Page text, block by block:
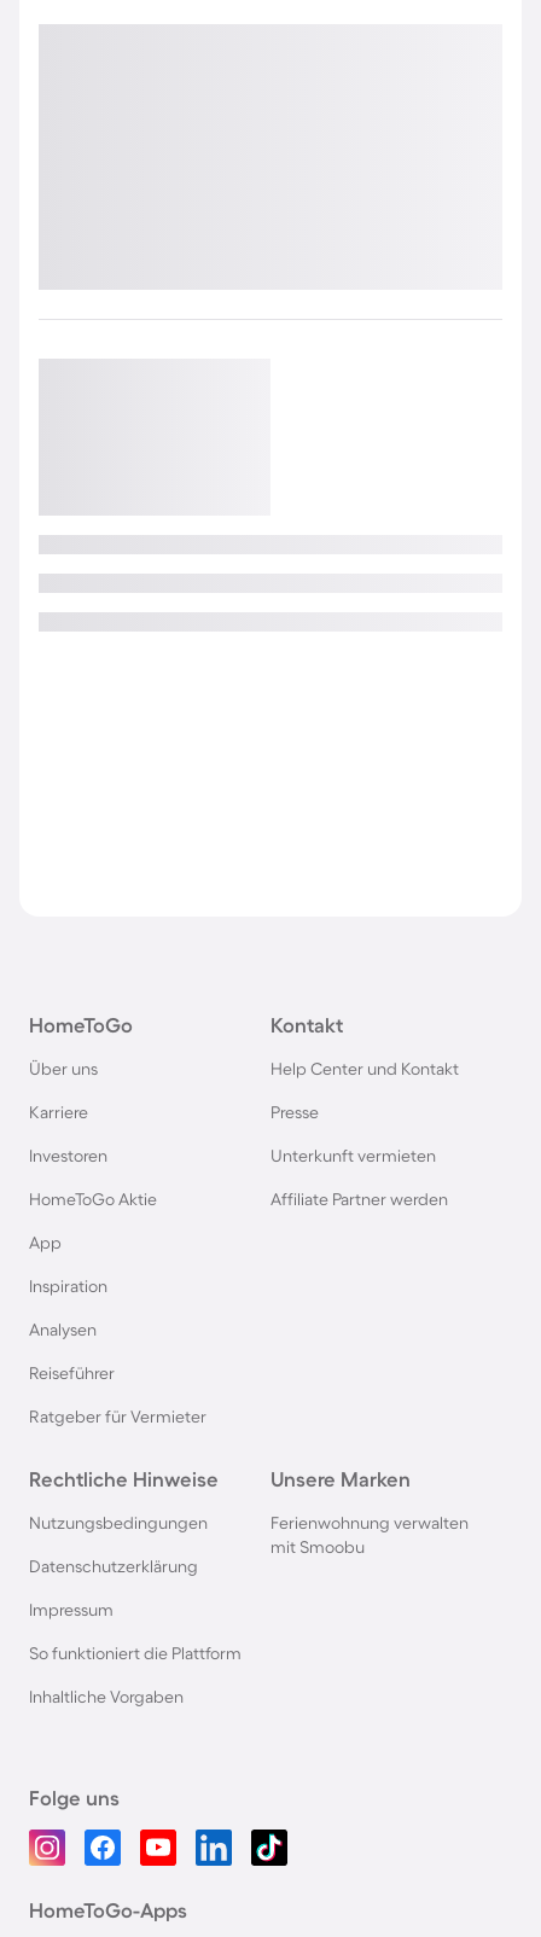
HomeToGo
Über uns
Karriere
Investoren
HomeToGo Aktie
App
Inspiration
Analysen
Reiseführer
Ratgeber für Vermieter
Kontakt
Help Center und Kontakt
Presse
Unterkunft vermieten
Affiliate Partner werden
Rechtliche Hinweise
Nutzungsbedingungen
Datenschutzerklärung
Impressum
So funktioniert die Plattform
Inhaltliche Vorgaben
Unsere Marken
Ferienwohnung verwalten
mit Smoobu
Folge uns
HomeToGo-Apps